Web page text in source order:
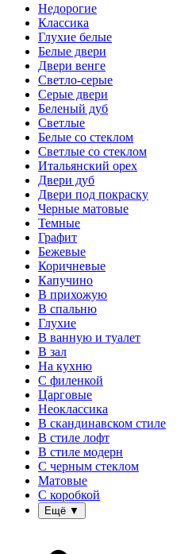
Недорогие
Классика
Глухие белые
Белые двери
Двери венге
Светло-серые
Серые двери
Беленый дуб
Светлые
Белые со стеклом
Светлые со стеклом
Итальянский орех
Двери дуб
Двери под покраску
Черные матовые
Темные
Графит
Бежевые
Коричневые
Капучино
В прихожую
В спальню
Глухие
В ванную и туалет
В зал
На кухню
С филенкой
Царговые
Неоклассика
В скандинавском стиле
В стиле лофт
В стиле модерн
С черным стеклом
Матовые
С коробкой
Ещё ▼